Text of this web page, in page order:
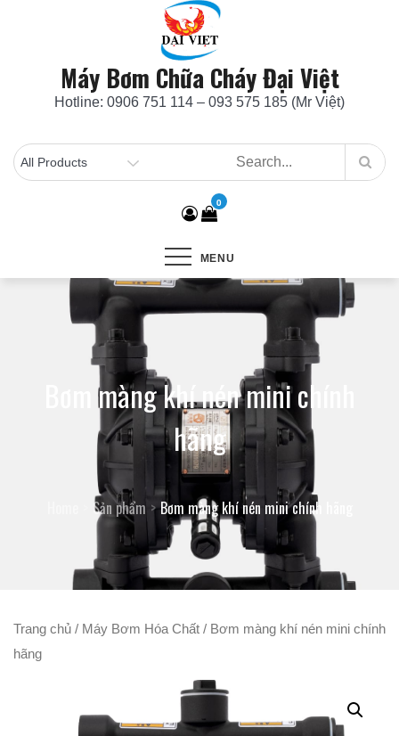
Máy Bơm Chữa Cháy Đại Việt
Hotline: 0906 751 114 – 093 575 185 (Mr Việt)
0
MENU
Bơm màng khí nén mini chính
hãng
Sản phẩm Bơm màng khí nén mini chính hãng
Trang chủ / Máy Bơm Hóa Chất / Bơm màng khí nén mini chính
hãng